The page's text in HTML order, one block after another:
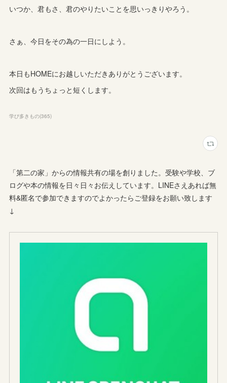
いつか、君もさ、君のやりたいことを思いっきりやろう。
さぁ、今日をその為の一日にしよう。
本日もHOMEにお越しいただきありがとうございます。
次回はもうちょっと短くします。
学び多きもの(365)
「第二の家」からの情報共有の場を創りました。受験や学校、ブ
ログや本の情報を日々日々お伝えしています。LINEさえあれば無
料&匿名で参加できますのでよかったらご登録をお願い致します
↓